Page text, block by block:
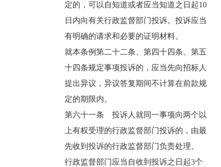
定的，可以自知道或者应当知道之日起10
日内向有关行政监督部门投诉。投诉应当
有明确的请求和必要的证明材料。
就本条例第二十二条、第四十四条、第五
十四条规定事项投诉的，应当先向招标人
提出异议，异议答复期间不计算在前款规
定的期限内。
第六十一条 投诉人就同一事项向两个以
上有权受理的行政监督部门投诉的，由最
先收到投诉的行政监督部门负责处理。
行政监督部门应当自收到投诉之日起3个